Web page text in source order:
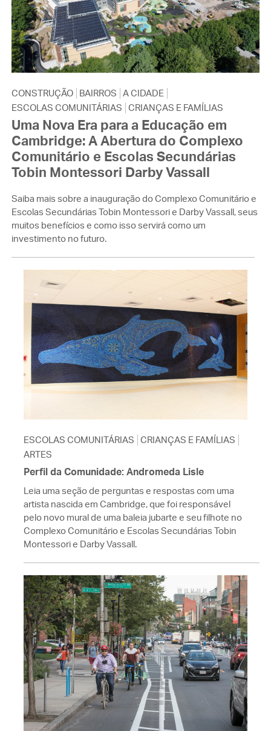
CONSTRUÇÃO BAIRROS A CIDADE
ESCOLAS COMUNITÁRIAS CRIANÇAS E FAMÍLIAS
Uma Nova Era para a Educação em
Cambridge: A Abertura do Complexo
Comunitário e Escolas Secundárias
Tobin Montessori Darby Vassall
Saiba mais sobre a inauguração do Complexo Comunitário e
Escolas Secundárias Tobin Montessori e Darby Vassall, seus
muitos benefícios e como isso servirá como um
investimento no futuro.
ESCOLAS COMUNITÁRIAS CRIANÇAS E FAMÍLIAS
ARTES
Perfil da Comunidade: Andromeda Lisle
Leia uma seção de perguntas e respostas com uma
artista nascida em Cambridge, que foi responsável
pelo novo mural de uma baleia jubarte e seu filhote no
Complexo Comunitário e Escolas Secundárias Tobin
Montessori e Darby Vassall.